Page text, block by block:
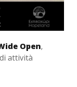
Open,
attività